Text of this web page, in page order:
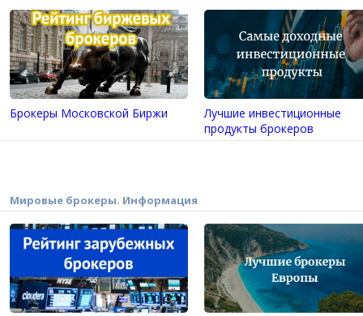
Брокеры Московской Биржи
Лучшие инвестиционные
продукты брокеров
Мировые брокеры. Информация